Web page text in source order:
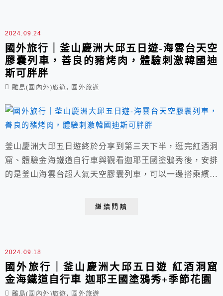
2024.09.24
國外旅行｜釜山慶洲大邱五日遊-海雲台天空
膠囊列車，善良的豬烤肉，體驗刺激韓國迪
斯可胖胖
離島(國內外)旅遊, 國外旅遊
釜山慶洲大邱五日遊終於分享到第三天下半，逛完紅酒洞
窟、體驗金海鐵道自行車與觀看迦耶王國塗鴉秀後，安排
的是釜山海雲台超人氣天空膠囊列車，可以一邊搭乘繽紛
晚餐則安排在釜山西面鬧區品嚐善良的豬，屬於韓式烤肉
繼續閱讀
2024.09.18
國外旅行｜釜山慶洲大邱五日遊 紅酒洞窟
金海鐵道自行車 迦耶王國塗鴉秀+季節花園
離島(國內外)旅遊, 國外旅遊